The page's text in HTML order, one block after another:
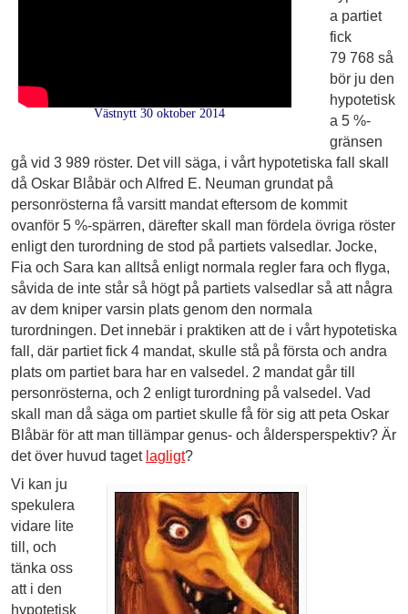
Västnytt 30 oktober 2014
a partiet
fick
79 768 så
bör ju den
hypotetisk
a 5 %-
gränsen
gå vid 3 989 röster. Det vill säga, i vårt hypotetiska fall skall
då Oskar Blåbär och Alfred E. Neuman grundat på
personrösterna få varsitt mandat eftersom de kommit
ovanför 5 %-spärren, därefter skall man fördela övriga röster
enligt den turordning de stod på partiets valsedlar. Jocke,
Fia och Sara kan alltså enligt normala regler fara och flyga,
såvida de inte står så högt på partiets valsedlar så att några
av dem kniper varsin plats genom den normala
turordningen. Det innebär i praktiken att de i vårt hypotetiska
fall, där partiet fick 4 mandat, skulle stå på första och andra
plats om partiet bara har en valsedel. 2 mandat går till
personrösterna, och 2 enligt turordning på valsedel. Vad
skall man då säga om partiet skulle få för sig att peta Oskar
Blåbär för att man tillämpar genus- och åldersperspektiv? Är
det över huvud taget lagligt?
Vi kan ju
spekulera
vidare lite
till, och
tänka oss
att i den
hypotetisk